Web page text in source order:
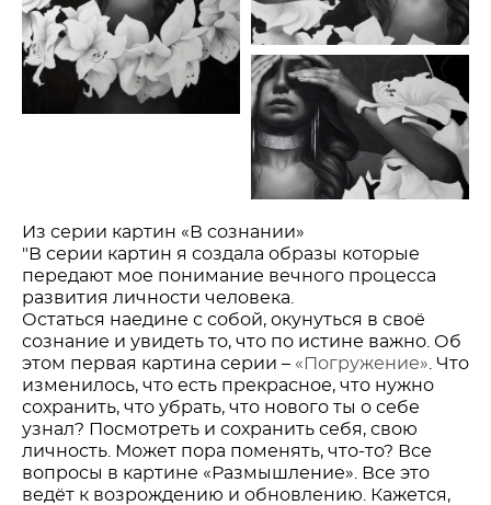
Из серии картин «В сознании»
"В серии картин я создала образы которые
передают мое понимание вечного процесса
развития личности человека.
Остаться наедине с собой, окунуться в своё
сознание и увидеть то, что по истине важно. Об
этом первая картина серии – «Погружение» . Что
изменилось, что есть прекрасное, что нужно
сохранить, что убрать, что нового ты о себе
узнал? Посмотреть и сохранить себя, свою
личность. Может пора поменять, что-то? Все
вопросы в картине «Размышление». Все это
ведёт к возрождению и обновлению. Кажется,